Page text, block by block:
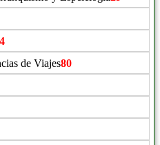
de Viajes80